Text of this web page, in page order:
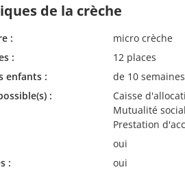
de la crèche
:
micro crèche
:
12 places
enfants :
de 10
:
Caisse
Mutualité
Prestation
oui
:
oui